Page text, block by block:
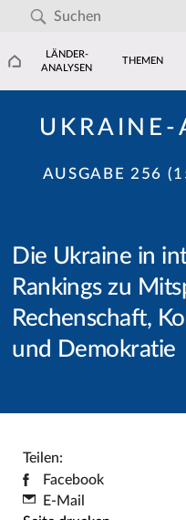
LÄNDER-
ANALYSEN
THEMEN
UKRAINE-
AUSGABE 256
Die Ukraine in
Rankings zu
Rechenschaft,
und Demokratie
Teilen:
Facebook
E-Mail